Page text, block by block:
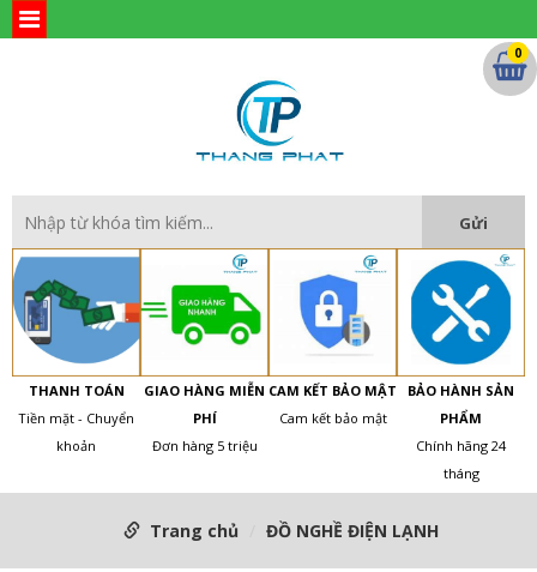
THANH TOÁN
Tiền mặt - Chuyển
khoản
GIAO HÀNG MIỄN
PHÍ
Đơn hàng 5 triệu
CAM KẾT BẢO MẬT
Cam kết bảo mật
BẢO HÀNH SẢN
PHẨM
Chính hãng 24
tháng
0
Trang chủ ĐỒ NGHỀ ĐIỆN LẠNH